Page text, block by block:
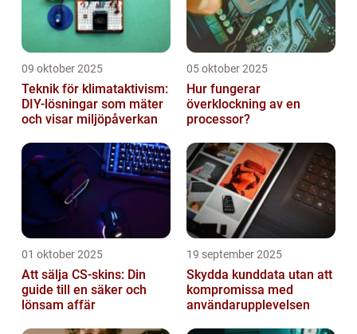
09 oktober 2025
Teknik för klimataktivism:
DIY-lösningar som mäter
och visar miljöpåverkan
05 oktober 2025
Hur fungerar
överklockning av en
processor?
01 oktober 2025
Att sälja CS-skins: Din
guide till en säker och
lönsam affär
19 september 2025
Skydda kunddata utan att
kompromissa med
användarupplevelsen